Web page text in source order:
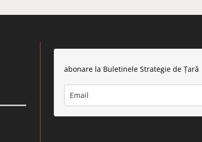
abonare la Buletinele Strategie de Țară